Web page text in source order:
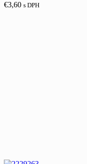
€3,60 s DPH